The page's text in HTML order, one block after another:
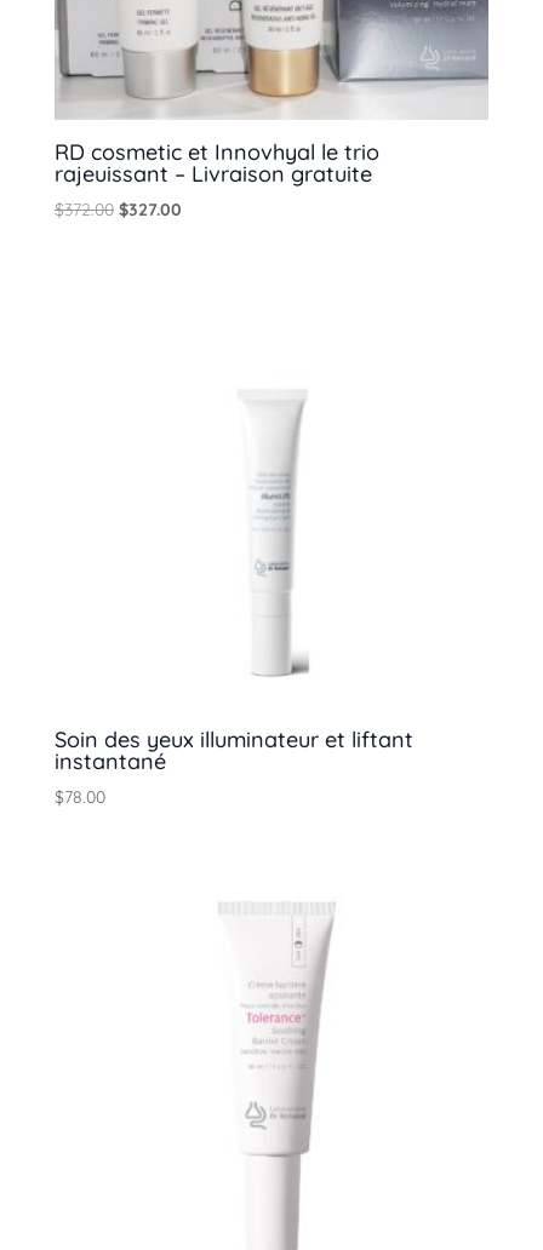
RD cosmetic et Innovhyal le trio
rajeuissant – Livraison gratuite
$372.00 Le
$327.00Le
Soin des yeux illuminateur et liftant
instantané
$78.00